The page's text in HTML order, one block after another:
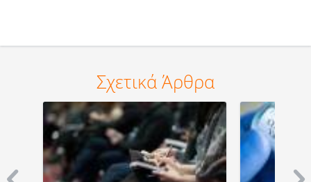
Σχετικά Άρθρα